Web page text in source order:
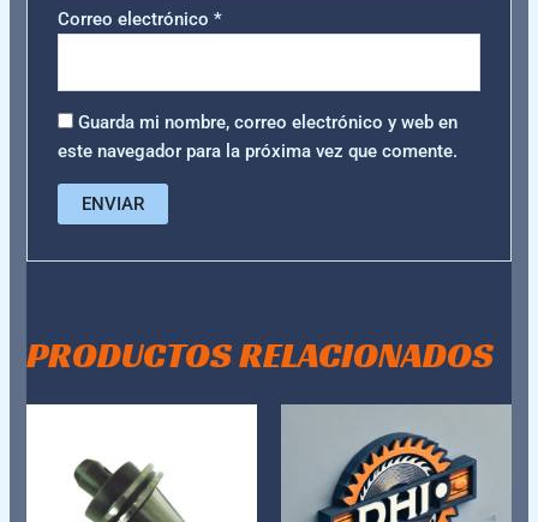
Correo electrónico *
Guarda mi nombre, correo electrónico y web en
este navegador para la próxima vez que comente.
PRODUCTOS RELACIONADOS